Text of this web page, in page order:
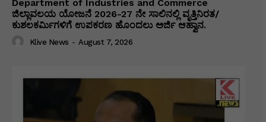
Department of Industries and Commerce
ಜಿಲ್ಲಾವಲಯ ಯೋಜನೆ 2026-27 ನೇ ಸಾಲಿನಲ್ಲಿ ವೃತ್ತಿನಿರತ/
ಕುಶಲಕರ್ಮಿಗಳಿಗೆ ಉಪಕರಣ ಹೊಂದಲು ಅರ್ಜಿ ಆಹ್ವಾನ.
Klive News - August 7, 2026